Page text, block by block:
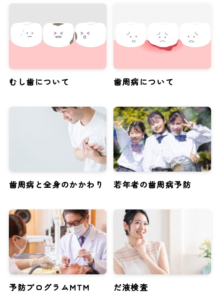
むし歯について 歯周病について
歯周病と全身のかかわり 若年者の歯周病予防
予防プログラムMTM だ液検査